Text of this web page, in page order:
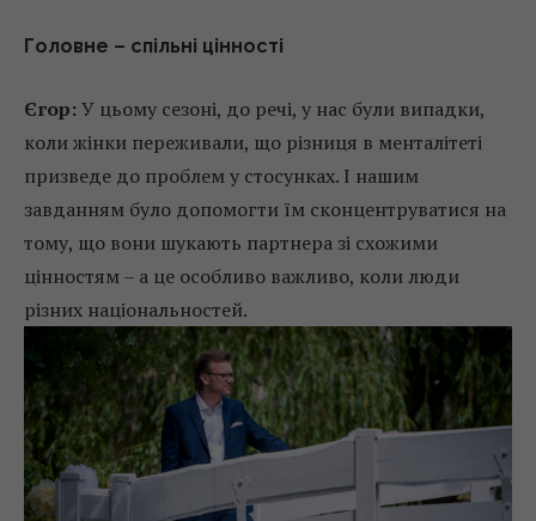
Головне – спільні цінності
Єгор:У цьому сезоні, до речі, у нас були випадки,
коли жінки переживали, що різниця в менталітеті
призведе до проблем у стосунках. І нашим
завданням було допомогти їм сконцентруватися на
тому, що вони шукають партнера зі схожими
цінностям – а це особливо важливо, коли люди
різних національностей.